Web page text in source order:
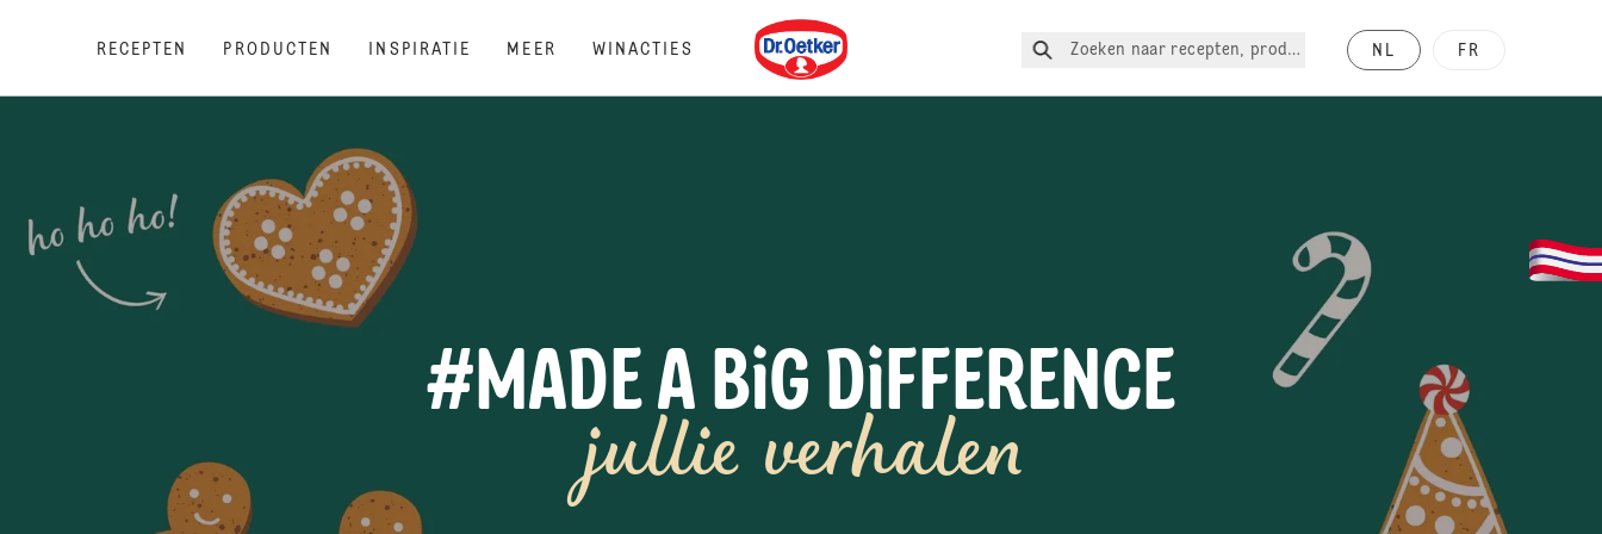
RECEPTEN PRODUCTEN INSPIRATIE MEER WINACTIES
Dr. Oetker
Zoeken naar recepten, producten, enz. NL FR
#MADE A BiG DiFFERENCE
jullie verhalen